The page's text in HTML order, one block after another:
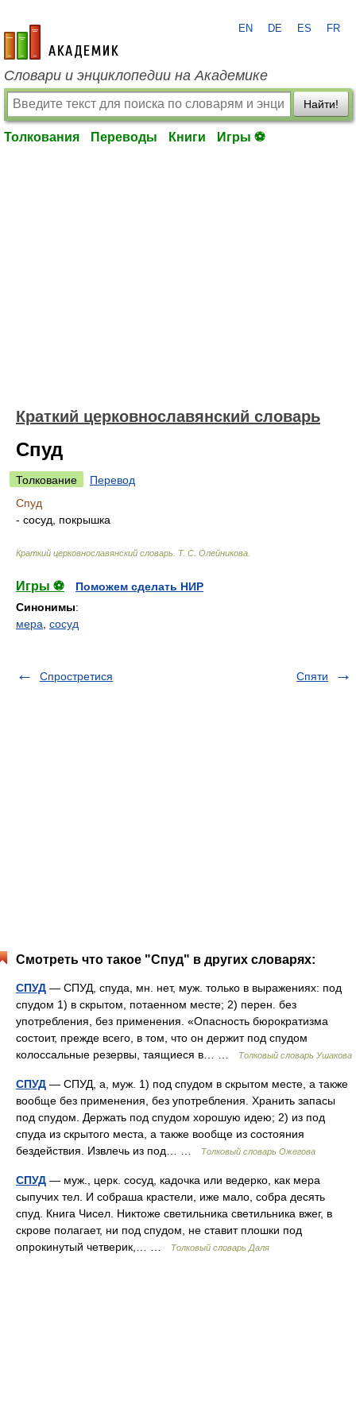
academic.ru
EN DE ES FR
Словари и энциклопедии на Академике
Найти!
Толкования Переводы Книги Игры ⚽
Краткий церковнославянский словарь
Спуд
Толкование
Перевод
Спуд
- сосуд, покрышка
Краткий церковнославянский словарь Т. С. Олейникова
Игры ⚽
Поможем сделать НИР
Синонимы:
мера сосуд
Спростретися Спяти
Смотреть что такое "Спуд" в других словарях:
СПУД — СПУД, спуда, мн. нет, муж. только в выражениях: под
спудом 1) в скрытом, потаенном месте; 2) перен. без
употребления, без применения. «Опасность бюрократизма
состоит, прежде всего, в том, что он держит под спудом
колоссальные резервы, таящиеся в… …
Толковый словарь Ушакова
СПУД — СПУД, а, муж. 1) под спудом в скрытом месте, а также
вообще без применения, без употребления. Хранить запасы
под спудом. Держать под спудом хорошую идею; 2) из под
спуда из скрытого места, а также вообще из состояния
бездействия. Извлечь из под… …
Толковый словарь Ожегова
СПУД — муж., церк. сосуд, кадочка или ведерко, как мера
сыпучих тел. И собраша крастели, иже мало, собра десять
спуд. Книга Чисел. Никтоже светильника светильника вжег, в
скрове полагает, ни под спудом, не ставит плошки под
опрокинутый четверик,… …
Толковый словарь Даля